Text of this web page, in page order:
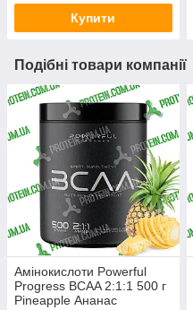
Купити
Подібні товари компанії
Амінокислоти Powerful
Progress BCAA 2:1:1 500 г
Pineapple Ананас